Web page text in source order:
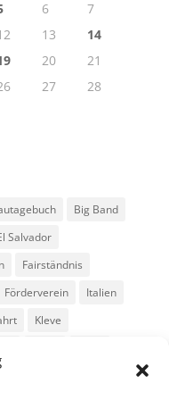
6
7
13
14
20
21
27
28
Big Band
Salvador
Fairständnis
Förderverein
Italien
Kleve